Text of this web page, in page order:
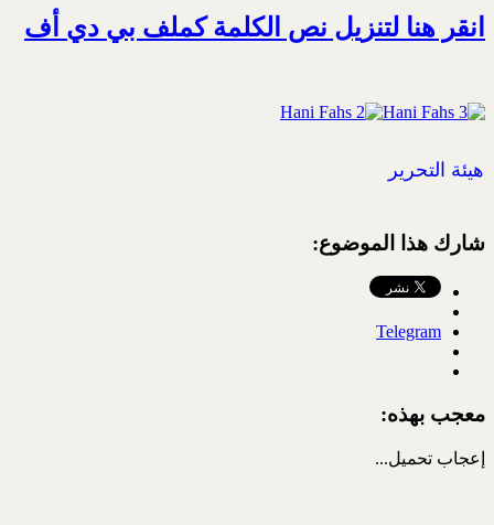
انقر هنا لتنزيل نص الكلمة كملف بي دي أف
هيئة التحرير
شارك هذا الموضوع:
Telegram
معجب بهذه:
إعجاب تحميل...